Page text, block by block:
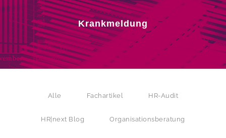
Krankmeldung
Alle Fachartikel HR-Audit
HR|next Blog Organisationsberatung